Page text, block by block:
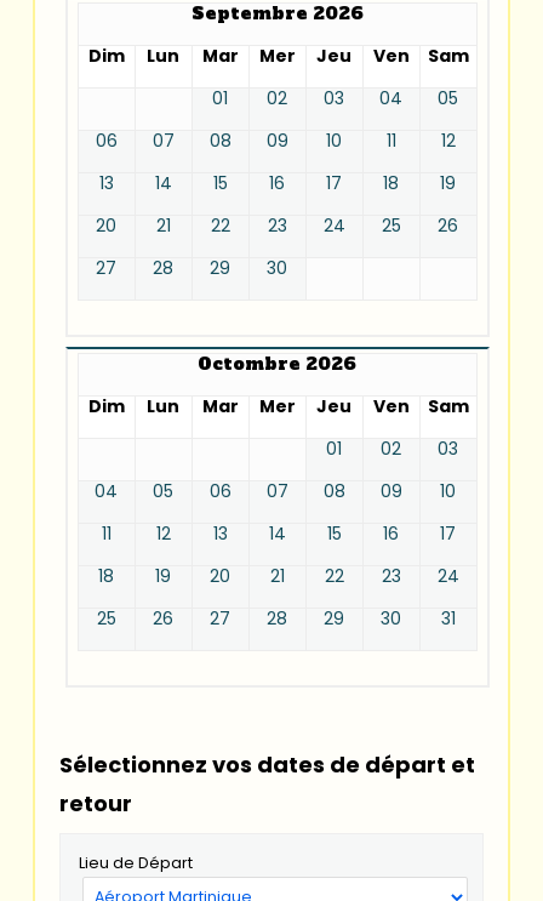
Septembre 2026
Dim
Lun Mar Mer Jeu Ven
Sam
01
02 03 04
05
06
07 08 09 10 11
12
13
14 15 16 17 18
19
20
21 22 23 24 25
26
27
28 29 30
Octombre 2026
Dim
Lun Mar Mer Jeu Ven
Sam
01
02
03
04
05 06 07 08 09
10
11
12 13 14 15 16
17
18
19 20 21 22 23
24
25
26 27 28 29 30 31
Sélectionnez vos dates de départ et
retour
Lieu de Départ